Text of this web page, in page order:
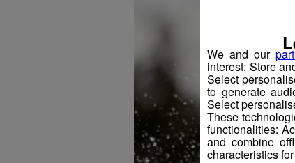
We and our
interest: Store
Select
to generate
Select
These
functionalities:
and combine
characteristics